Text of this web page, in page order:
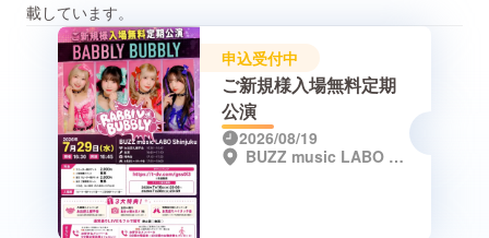
載しています。
申込受付中
ご新規様入場無料定期
公演
2026/08/19
BUZZ music LABO Shinjuku